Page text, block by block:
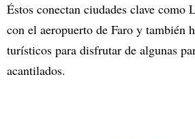
Éstos conectan ciudades clave como
con el aeropuerto de Faro y también
turísticos para disfrutar de algunas
acantilados.